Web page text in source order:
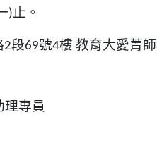
) 止。
2段69號4樓 教育大愛菁
理專員